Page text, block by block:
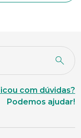
com dúvidas?
Podemos ajudar!